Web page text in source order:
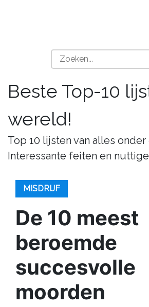
Beste Top-10
wereld!
Top 10 lijsten van alles onder
Interessante feiten en
MISDRIJF
De 10 meest
beroemde
succesvolle
moorden